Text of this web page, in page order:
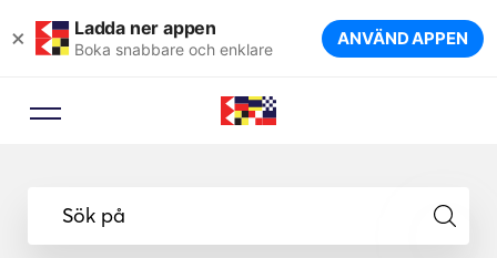
× Ladda ner appen
Boka snabbare och enklare ANVÄND APPEN
Sök på